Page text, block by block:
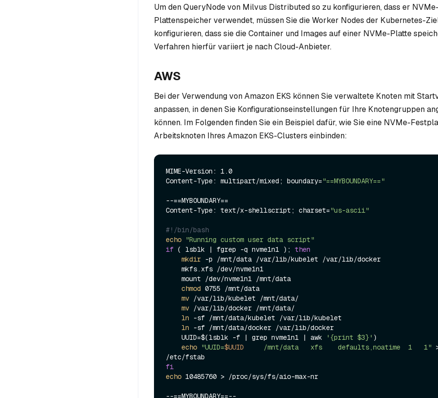
Um den QueryNode von Milvus Distributed so zu konfigurieren, dass er
Plattenspeicher verwendet, müssen Sie die Worker Nodes der Kubernetes-
konfigurieren, dass sie die Container und Images auf einer NVMe-Platte
Verfahren hierfür variiert je nach Cloud-Anbieter.
AWS
Bei der Verwendung von Amazon EKS können Sie verwaltete Knoten mit
anpassen, in denen Sie Konfigurationseinstellungen für Ihre Knotengruppen
können. Im Folgenden finden Sie ein Beispiel dafür, wie Sie eine NVMe-
Arbeitsknoten Ihres Amazon EKS-Clusters einbinden:
MIME-Version: 1.0
Content-Type: multipart/mixed; boundary="==MYBOUNDARY=="
--==MYBOUNDARY==
Content-Type: text/x-shellscript; charset="us-ascii"
#!/bin/bash
echo "Running custom user data script"
if ( lsblk | fgrep -q nvme1n1 ); then
mkdir -p /mnt/data /var/lib/kubelet /var/lib/docker
chmod 0755 /mnt/data
mv /var/lib/kubelet /mnt/data/
mv /var/lib/docker /mnt/data/
ln -sf /mnt/data/kubelet /var/lib/kubelet
ln -sf /mnt/data/docker /var/lib/docker
    UUID=$(lsblk -f | grep nvme1n1 | awk
'{print $3}' )
echo "UUID=$UUID
     /mnt/data   xfs    defaults,noatime  1   1"
fi
echo 10485760 > /proc/sys/fs/aio-max-nr